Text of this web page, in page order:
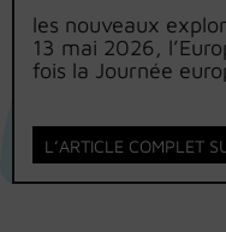
les nouveaux
13 mai 2026,
fois la Journée
doctorantes et
l’innovation et de
sociétés. À
L’ARTICLE COMPLET